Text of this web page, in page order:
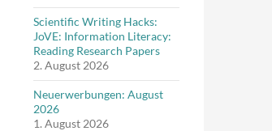
Scientific Writing Hacks:
JoVE: Information Literacy:
Reading Research Papers
2. August 2026
Neuerwerbungen: August
2026
1. August 2026